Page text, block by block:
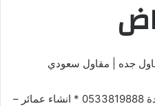
جده | مقاول سعودي
مقاول بناء عظم و تشطيب في جدة 0533819888 * انشاء عمائر –